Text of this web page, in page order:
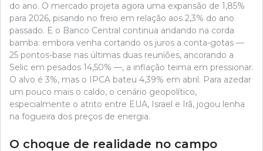
do ano. O mercado projeta agora uma expansão de 1,85%
para 2026, pisando no freio em relação aos 2,3% do ano
passado. E o Banco Central continua andando na corda
bamba: embora venha cortando os juros a conta-gotas —
25 pontos-base nas últimas duas reuniões, ancorando a
Selic em pesados 14,50% —, a inflação teima em pressionar.
O alvo é 3%, mas o IPCA bateu 4,39% em abril. Para azedar
um pouco mais o caldo, o cenário geopolítico,
especialmente o atrito entre EUA, Israel e Irã, jogou lenha
na fogueira dos preços de energia.
O choque de realidade no campo